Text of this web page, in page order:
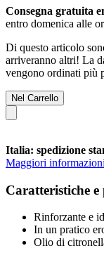
Consegna gratuita
entro domenica alle
Di questo articolo
arriveranno altri! La
vengono ordinati più
Nel Carrello
Italia: spedizione
Maggiori
Caratteristiche
Rinforzante e
In un pratico
Olio di